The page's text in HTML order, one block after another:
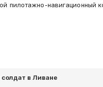
пилотажно-навигационный
в Ливане